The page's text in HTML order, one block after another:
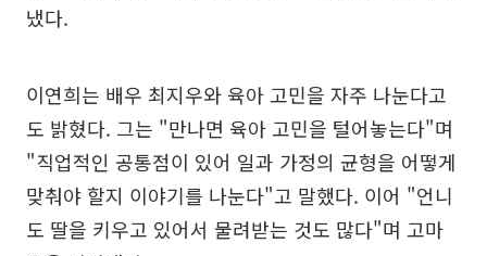
냈다.
이연희는 배우 최지우와 육아 고민을 자주 나눈다고
도 밝혔다. 그는 "만나면 육아 고민을 털어놓는다"며
"직업적인 공통점이 있어 일과 가정의 균형을 어떻게
맞춰야 할지 이야기를 나눈다"고 말했다. 이어 "언니
도 딸을 키우고 있어서 물려받는 것도 많다"며 고마